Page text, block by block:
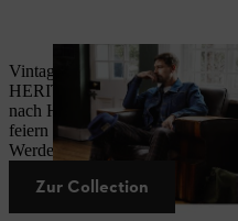
Vintage-Charme mit
HERITAGE Collection bringt
nach Hause. Die
feiern die Tradition der
Werde Teil von STIHL und hol
Zur Collection